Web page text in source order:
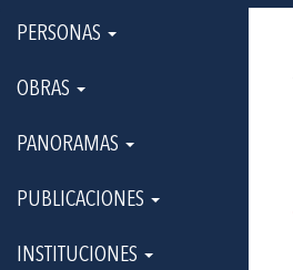
PERSONAS
OBRAS
PANORAMAS
PUBLICACIONES
INSTITUCIONES